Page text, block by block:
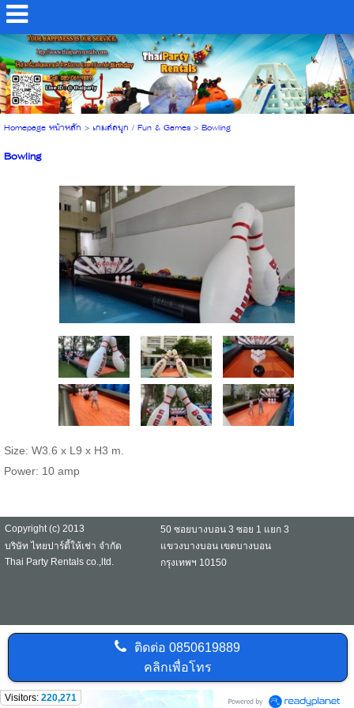
Homepage หน้าหลัก > เกมส์สนุก / Fun & Games> Bowling
Bowling
Size: W3.6 x L9 x H3 m.
Power: 10 amp
Copyright (c) 2013
50 ซอยบางบอน 3 ซอย 1 แยก 3
บริษัท ไทยปาร์ตี้ให้เช่า จำกัด
แขวงบางบอน เขตบางบอน
Thai Party Rentals co.,ltd.
กรุงเทพฯ 10150
ติดต่อ0850619889
คลิกเพื่อโทร
Visitors: 220,271